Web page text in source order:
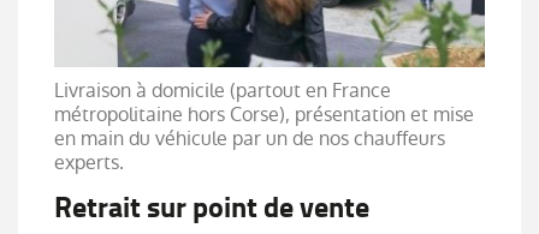
Livraison à domicile (partout en France
métropolitaine hors Corse), présentation et mise
en main du véhicule par un de nos chauffeurs
experts.
Retrait sur point de vente